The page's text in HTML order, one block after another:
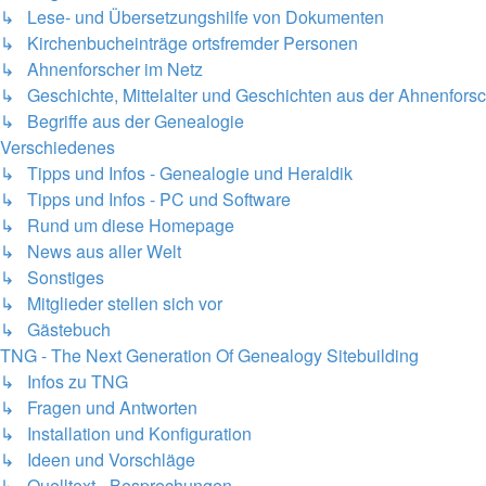
↳ Lese- und Übersetzungshilfe von Dokumenten
↳ Kirchenbucheinträge ortsfremder Personen
↳ Ahnenforscher im Netz
↳ Geschichte, Mittelalter und Geschichten aus der
↳ Begriffe aus der Genealogie
Verschiedenes
↳ Tipps und Infos - Genealogie und Heraldik
↳ Tipps und Infos - PC und Software
↳ Rund um diese Homepage
↳ News aus aller Welt
↳ Sonstiges
↳ Mitglieder stellen sich vor
↳ Gästebuch
TNG - The Next Generation Of Genealogy Sitebuilding
↳ Infos zu TNG
↳ Fragen und Antworten
↳ Installation und Konfiguration
↳ Ideen und Vorschläge